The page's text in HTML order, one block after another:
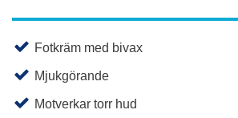
Fotkräm med bivax
Mjukgörande
Motverkar torr hud